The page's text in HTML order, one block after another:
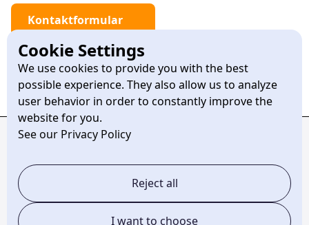
Cookie Settings
We use cookies to provide you with the best
possible experience. They also allow us to analyze
user behavior in order to constantly improve the
website for you.
See our Privacy Policy
Reject all
I want to choose
Kontaktformular
Termin vereinbaren
Pentagon Studios